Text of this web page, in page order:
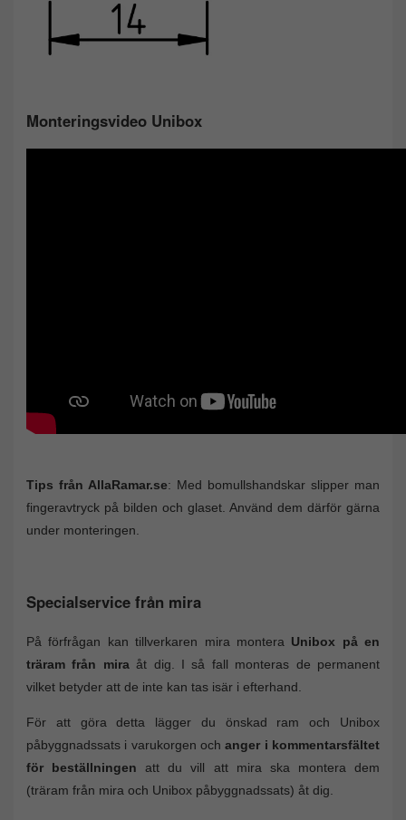
Monteringsvideo Unibox
Tips från AllaRamar.se: Med bomullshandskar slipper man
fingeravtryck på bilden och glaset. Använd dem därför gärna
under monteringen.
Specialservice från mira
På förfrågan kan tillverkaren mira montera Unibox på en
träram från mira åt dig. I så fall monteras de permanent
vilket betyder att de inte kan tas isär i efterhand.
För att göra detta lägger du önskad ram och Unibox
påbyggnadssats i varukorgen ochanger i kommentarsfältet
för beställningen att du vill att mira ska montera dem
(träram från mira och Unibox påbyggnadssats) åt dig.